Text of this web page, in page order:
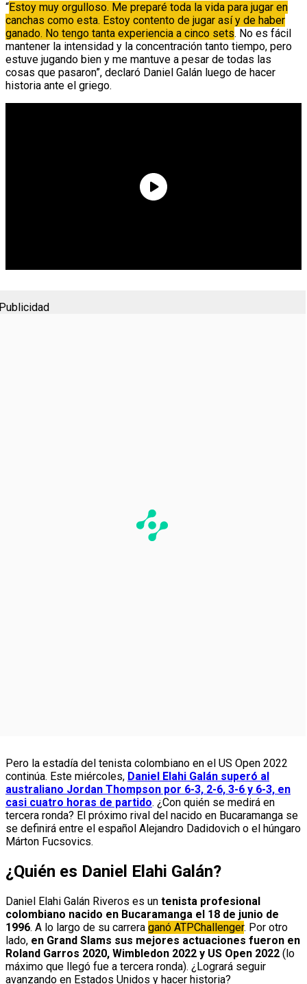
“Estoy muy orgulloso. Me preparé toda la vida para jugar en
canchas como esta. Estoy contento de jugar así y de haber
ganado. No tengo tanta experiencia a cinco sets. No es fácil
mantener la intensidad y la concentración tanto tiempo, pero
estuve jugando bien y me mantuve a pesar de todas las
cosas que pasaron”, declaró Daniel Galán luego de hacer
historia ante el griego.
Pero la estadía del tenista colombiano en el US Open 2022
continúa. Este miércoles, Daniel Elahi Galán superó al
australiano Jordan Thompson por 6-3, 2-6, 3-6 y 6-3, en
casi cuatro horas de partido. ¿Con quién se medirá en
tercera ronda? El próximo rival del nacido en Bucaramanga se
se definirá entre el español Alejandro Dadidovich o el húngaro
Márton Fucsovics.
¿Quién es Daniel Elahi Galán?
Daniel Elahi Galán Riveros es un tenista profesional
colombiano nacido en Bucaramanga el 18 de junio de
1996. A lo largo de su carrera ganó ATPChallenger. Por otro
lado, en Grand Slams sus mejores actuaciones fueron en
Roland Garros 2020, Wimbledon 2022 y US Open 2022 (lo
máximo que llegó fue a tercera ronda). ¿Logrará seguir
avanzando en Estados Unidos y hacer historia?